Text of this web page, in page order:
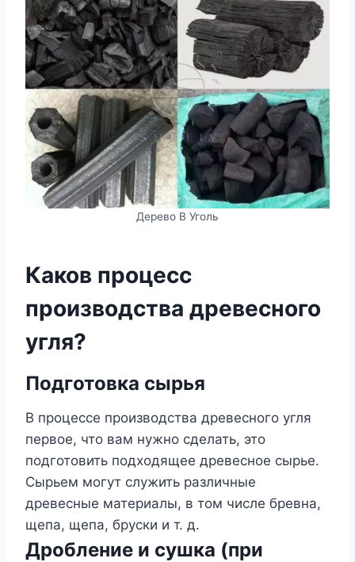
Дерево В Уголь
Каков процесс
производства древесного
угля?
Подготовка сырья
В процессе производства древесного угля
первое, что вам нужно сделать, это
подготовить подходящее древесное сырье.
Сырьем могут служить различные
древесные материалы, в том числе бревна,
щепа, щепа, бруски и т. д.
Дробление и сушка (при